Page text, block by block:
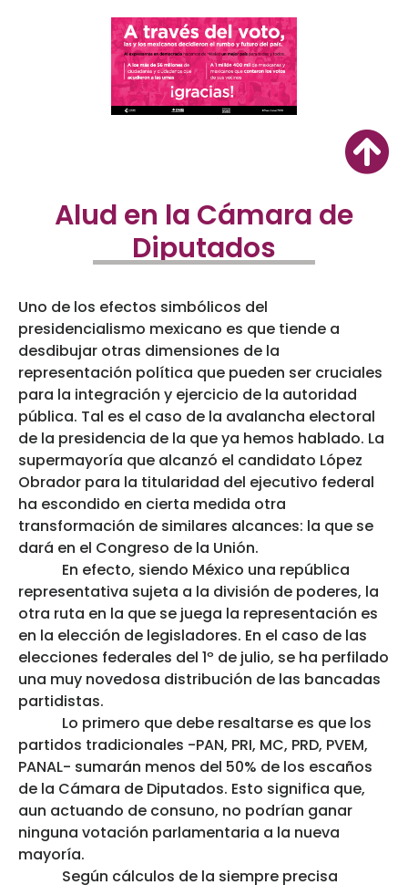
Alud en la Cámara de
Diputados
Uno de los efectos simbólicos del
presidencialismo mexicano es que tiende a
desdibujar otras dimensiones de la
representación política que pueden ser cruciales
para la integración y ejercicio de la autoridad
pública. Tal es el caso de la avalancha electoral
de la presidencia de la que ya hemos hablado. La
supermayoría que alcanzó el candidato López
Obrador para la titularidad del ejecutivo federal
ha escondido en cierta medida otra
transformación de similares alcances: la que se
dará en el Congreso de la Unión.
En efecto, siendo México una república
representativa sujeta a la división de poderes, la
otra ruta en la que se juega la representación es
en la elección de legisladores. En el caso de las
elecciones federales del 1º de julio, se ha perfilado
una muy novedosa distribución de las bancadas
partidistas.
Lo primero que debe resaltarse es que los
partidos tradicionales -PAN, PRI, MC, PRD, PVEM,
PANAL- sumarán menos del 50% de los escaños
de la Cámara de Diputados. Esto significa que,
aun actuando de consuno, no podrían ganar
ninguna votación parlamentaria a la nueva
mayoría.
Según cálculos de la siempre precisa